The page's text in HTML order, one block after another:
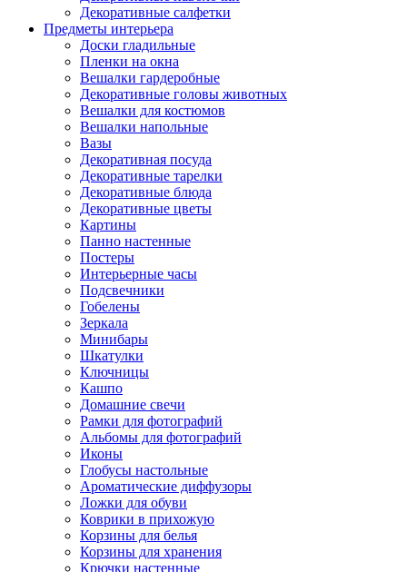
Декоративные салфетки
Предметы интерьера
Доски гладильные
Пленки на окна
Вешалки гардеробные
Декоративные головы животных
Вешалки для костюмов
Вешалки напольные
Вазы
Декоративная посуда
Декоративные тарелки
Декоративные блюда
Декоративные цветы
Картины
Панно настенные
Постеры
Интерьерные часы
Подсвечники
Гобелены
Зеркала
Минибары
Шкатулки
Ключницы
Кашпо
Домашние свечи
Рамки для фотографий
Альбомы для фотографий
Иконы
Глобусы настольные
Ароматические диффузоры
Ложки для обуви
Коврики в прихожую
Корзины для белья
Корзины для хранения
Крючки настенные